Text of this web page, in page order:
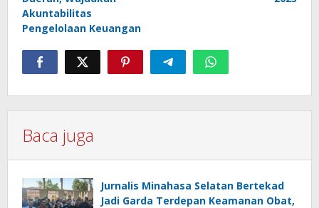
Akuntabilitas
Pengelolaan Keuangan
Baca juga
Jurnalis Minahasa Selatan Bertekad
Jadi Garda Terdepan Keamanan Obat,